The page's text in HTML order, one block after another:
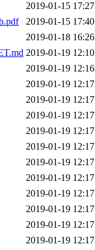
2019-01-15 17:27
2019-01-15 17:40
2019-01-18 16:26
2019-01-19 12:10
2019-01-19 12:16
2019-01-19 12:17
2019-01-19 12:17
2019-01-19 12:17
2019-01-19 12:17
2019-01-19 12:17
2019-01-19 12:17
2019-01-19 12:17
2019-01-19 12:17
2019-01-19 12:17
2019-01-19 12:17
2019-01-19 12:17